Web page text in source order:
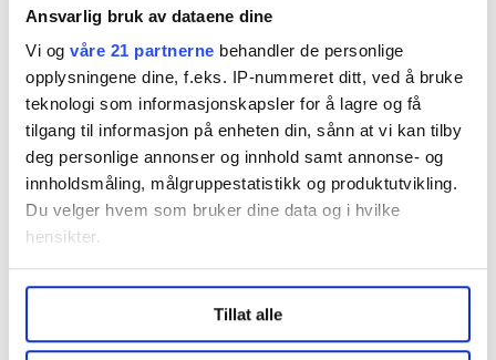
Ansvarlig bruk av dataene dine
Vi og våre 21 partnerne behandler de personlige
opplysningene dine, f.eks. IP-nummeret ditt, ved å bruke
teknologi som informasjonskapsler for å lagre og få
tilgang til informasjon på enheten din, sånn at vi kan tilby
deg personlige annonser og innhold samt annonse- og
innholdsmåling, målgruppestatistikk og produktutvikling.
Du velger hvem som bruker dine data og i hvilke
hensikter.
Hvis du gir oss lov, vil vi også gjerne:
Innhente informasjon om den geografiske
beliggenheten din, som kan være nøyaktig innenfor
Tillat alle
Hanna Skotheim
– Utdanning er ekstremt effektivt
Anne Britt Djuve leder Institutt for sosialfag ved
OsloMet. Hun mener forslaget bør skrotes.
– Vi er opptatt av at vi skal best mulig
integreringspolitikk, men det betyr ikke at vi trenger å
legge til sides måten vi har jobbet på fram til nå. Vi er
flyktninger og innvandrere, påpeker hun.